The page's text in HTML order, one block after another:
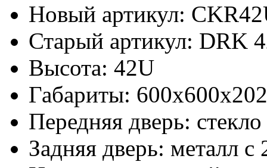
Новый артикул:
Старый артикул: DRK
Высота: 42U
Габариты:
Передняя дверь:
Задняя дверь: металл